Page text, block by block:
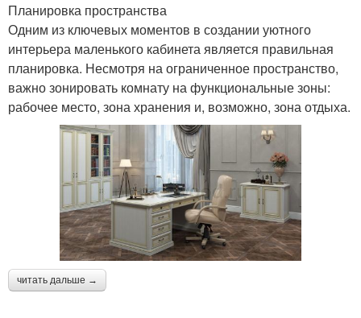
Планировка пространства
Одним из ключевых моментов в создании уютного
интерьера маленького кабинета является правильная
планировка. Несмотря на ограниченное пространство,
важно зонировать комнату на функциональные зоны:
рабочее место, зона хранения и, возможно, зона отдыха.
читать дальше →